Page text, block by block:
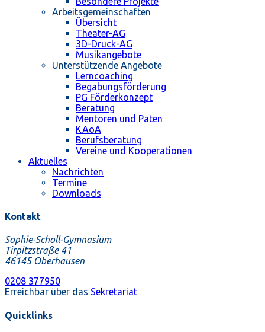
Arbeitsgemeinschaften
Übersicht
Theater-AG
3D-Druck-AG
Musikangebote
Unterstützende Angebote
Lerncoaching
Begabungsförderung
PG Förderkonzept
Beratung
Mentoren und Paten
KAoA
Berufsberatung
Vereine und Kooperationen
Aktuelles
Nachrichten
Termine
Downloads
Kontakt
Sophie-Scholl-Gymnasium
Tirpitzstraße 41
46145 Oberhausen
0208 377950
Erreichbar über das Sekretariat
Quicklinks